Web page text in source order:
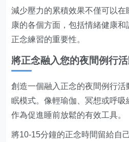
減少壓力的累積效果不僅可以
康的各個方面，包括情緒健康和
正念練習的重要性。
將正念融入您的夜間例行
創造一個融入正念的夜間例行
眠模式。像輕瑜伽、冥想或呼吸
作為促進睡前放鬆的有效工具。
將10-15分鐘的正念時間留給自